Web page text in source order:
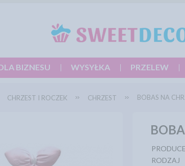
BIZNESU WYSYŁKA PRZELEW
CHRZEST I ROCZEK CHRZEST BOBAS NA
RODZAJ